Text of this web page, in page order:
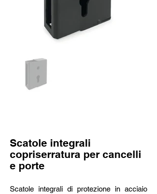
Scatole integrali
copriserratura per cancelli
e porte
Scatole integrali di protezione in acciaio